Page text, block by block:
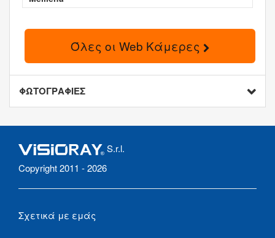
Όλες οι Web Κάμερες
ΦΩΤΟΓΡΑΦΙΕΣ
S.r.l.
Copyright 2011 - 2026
Σχετικά με εμάς